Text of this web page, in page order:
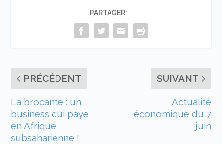
PARTAGER:
PRÉCÉDENT
La brocante : un
business qui paye
en Afrique
subsaharienne !
SUIVANT
Actualité
économique du 7
juin